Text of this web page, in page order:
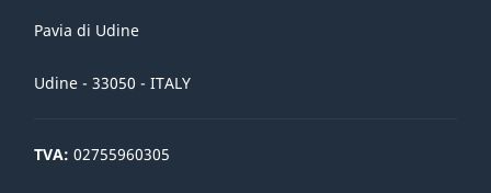
Pavia di Udine
Udine - 33050 - ITALY
TVA: 02755960305